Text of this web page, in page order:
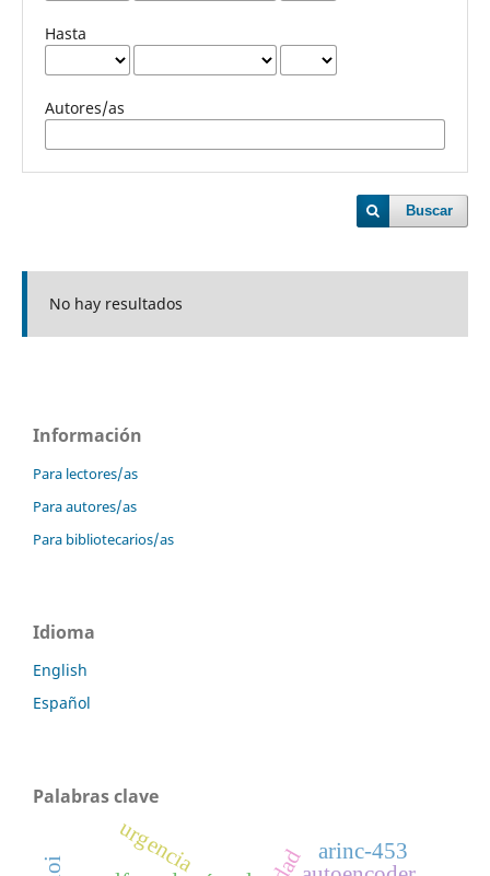
Hasta
Autores/as
Buscar
No hay resultados
Información
Para lectores/as
Para autores/as
Para bibliotecarios/as
Idioma
English
Español
Palabras clave
urgencia arinc-453